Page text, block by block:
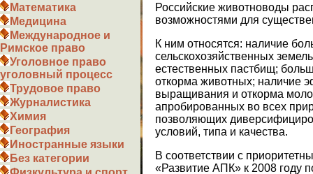
Математика
Медицина
Международное и
Римское право
Уголовное право
уголовный процесс
Трудовое право
Журналистика
Химия
География
Иностранные языки
Без категории
Российские животноводы
возможностями для
К ним относятся: наличие
сельскохозяйственных
естественных пастбищ;
откорма животных; наличие
выращивания и откорма
апробированных во всех
позволяющих
условий, типа и качества.
В соответствии с
«Развитие АПК» к 2008 году